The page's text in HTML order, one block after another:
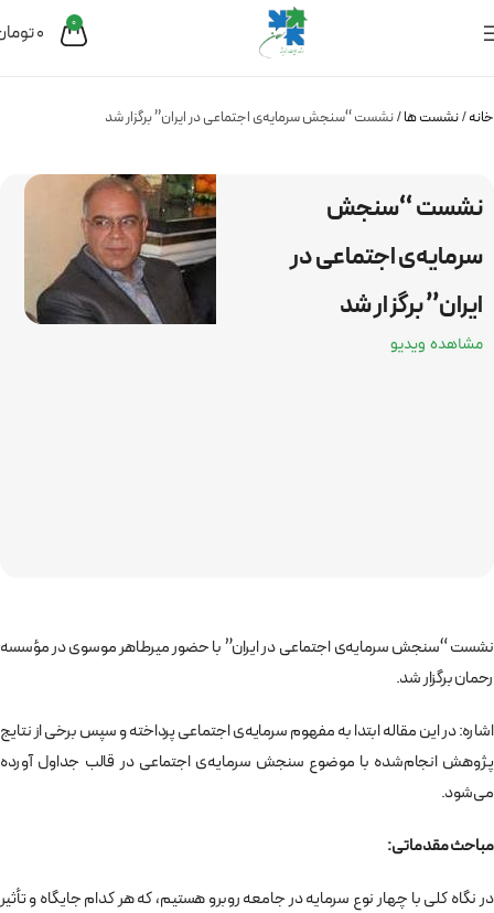
0
0
خانه نشست ها نشست “سنجش سرمایه‌ی اجتماعی در ایران” برگزار شد
نشست “سنجش
سرمایه‌ی اجتماعی در
ایران” برگزار شد
مشاهده ویدیو
نشست “سنجش سرمایه‌ی اجتماعی در ایران” با حضور میرطاهر موسوی در مؤسسه
رحمان برگزار شد.
اشاره: در این مقاله ابتدا به مفهوم سرمایه‌ی اجتماعی پرداخته و سپس برخی از نتایج
پژوهش انجام‌‌شده با موضوع سنجش سرمایه‌ی اجتماعی در قالب جداول آورده
می‌شود.
مباحث مقدماتی:
در نگاه كلی با چهار نوع سرمايه‌ در جامعه روبرو هستيم، كه هر كدام جايگاه و تأثير